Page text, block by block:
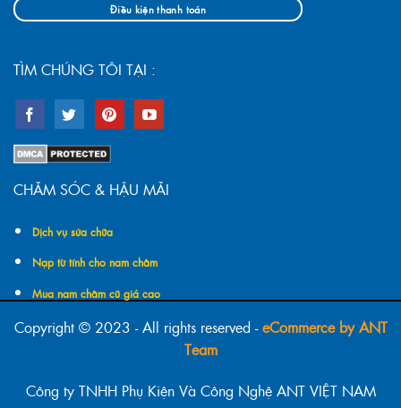
Điều kiện thanh toán
TÌM CHÚNG TÔI TẠI :
CHĂM SÓC & HẬU MÃI
Dịch vụ sửa chữa
Nạp từ tính cho nam châm
Mua nam châm cũ giá cao
Copyright © 2023 - All rights reserved -eCommerce by ANT
Team
Công ty TNHH Phụ Kiện Và Công Nghệ ANT VIỆT NAM